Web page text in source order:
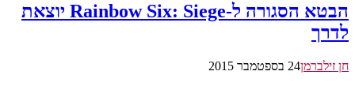
הבטא הסגורה ל-Rainbow Six: Siege יוצאת
לדרך
חן זילברמן24 בספטמבר 2015